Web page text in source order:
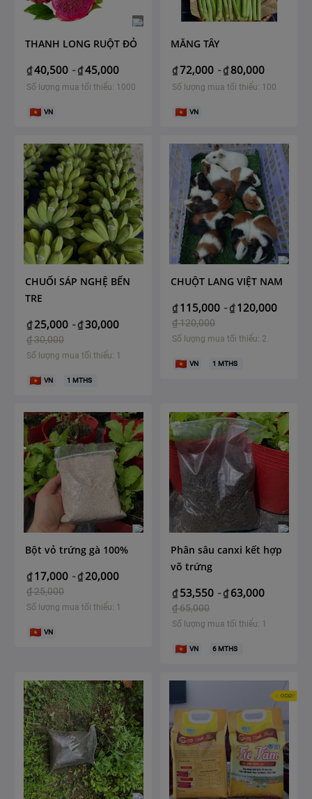
THANH LONG RUỘT ĐỎ
₫40,500 -₫45,000
Số lượng mua tối thiểu: 1000
VN
MĂNG TÂY
₫72,000 -₫ 80,000
Số lượng mua tối thiểu: 100
VN
CHUỐI SÁP NGHỆ BẾN
TRE
₫ 25,000 -₫30,000
₫30,000
Số lượng mua tối thiểu: 1
VN 1 MTHS
CHUỘT LANG VIỆT NAM
₫ 115,000 -₫ 120,000
₫120,000
Số lượng mua tối thiểu: 2
VN 1 MTHS
Bột vỏ trứng gà 100%
₫ 17,000 -₫ 20,000
₫25,000
Số lượng mua tối thiểu: 1
VN
Phân sâu canxi kết hợp
võ trứng
₫ 53,550 -₫ 63,000
₫65,000
Số lượng mua tối thiểu: 1
VN 6 MTHS